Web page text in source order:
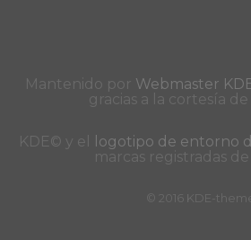
Mantenido por Webmaster
gracias a la cortesía de
KDE© y el logotipo de entorno
marcas registradas de
© 2016 KDE-